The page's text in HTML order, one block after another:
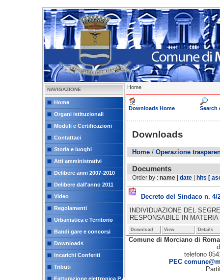
NAVIGAZIONE
Home
Organi istituzionali
Moduli e Certificazioni
Contattaci
Storia e luoghi
Atti amministrativi
Delibere anni 2007-2010
Delibere dall'anno 2011
Video
Regolamenti
Urbanistica e Territorio
Bandi gare e concorsi
Downloads
Incarichi Conferiti
Tributi
Fatturazione elettronica P.A.
Home
Downloads Home Search
Downloads
Home / Operazione
Documents
Order by : name | date | hits [
Decreto del Sindaco n. 4/
INDIVIDUAZIONE DEL
RESPONSABILE IN
Download View Details
Comune di Morciano di
telefono
PEC